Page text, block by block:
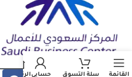
القائمة سلة التسوق حسابيالرئيسية